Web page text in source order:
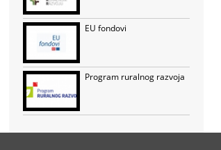
EU fondovi
Program ruralnog razvoja